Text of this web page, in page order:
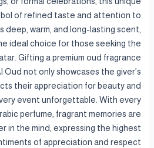
of refined taste and attention to
deep, warm, and long-lasting scent,
ideal choice for those seeking the
Gifting a premium oud fragrance
Oud not only showcases the giver’s
their appreciation for beauty and
event unforgettable. With every
perfume, fragrant memories are
in the mind, expressing the highest
of appreciation and respect.